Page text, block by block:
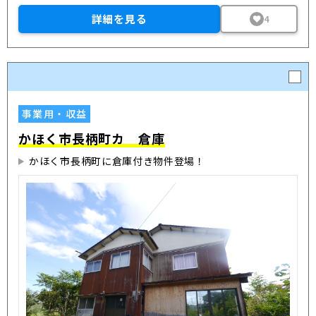
詳細を見る 4
事業用・収益
かほく市長柄町カ 倉庫
かほく市長柄町に倉庫付き物件登場！